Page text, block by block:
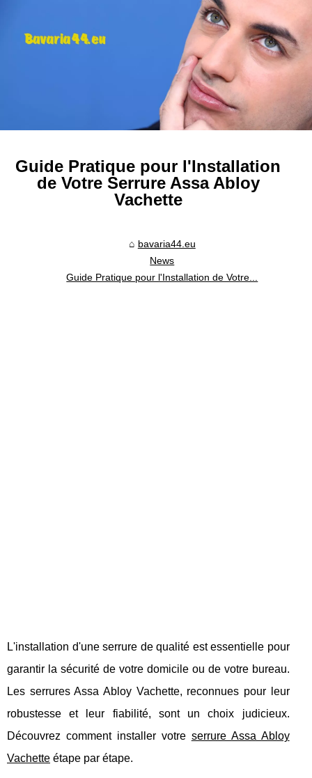
Guide Pratique pour l'Installation
de Votre Serrure Assa Abloy
Vachette
bavaria44.eu
News
Guide Pratique pour l'Installation de Votre...
L'installation d'une serrure de qualité est essentielle pour
garantir la sécurité de votre domicile ou de votre bureau.
Les serrures Assa Abloy Vachette, reconnues pour leur
robustesse et leur fiabilité, sont un choix judicieux.
Découvrez comment installer votre serrure Assa Abloy
Vachette étape par étape.